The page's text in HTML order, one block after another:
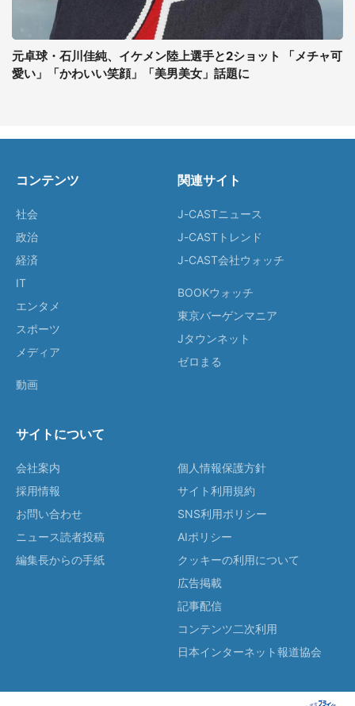
元卓球・石川佳純、イケメン陸上選手と2ショット 「メチャ可
愛い」「かわいい笑顔」「美男美女」話題に
コンテンツ
社会
政治
経済
IT
エンタメ
スポーツ
メディア
動画
関連サイト
J-CASTニュース
J-CASTトレンド
J-CAST会社ウォッチ
BOOKウォッチ
東京バーゲンマニア
Jタウンネット
ゼロまる
サイトについて
会社案内
採用情報
お問い合わせ
ニュース読者投稿
編集長からの手紙
個人情報保護方針
サイト利用規約
SNS利用ポリシー
AIポリシー
クッキーの利用について
広告掲載
記事配信
コンテンツ二次利用
日本インターネット報道協会